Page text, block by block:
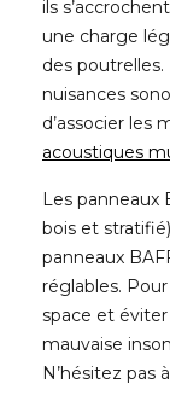
ils
une charge
des
nuisances
d’associer les
acoustiques
Les panneaux
bois et
panneaux
réglables.
space et éviter
mauvaise
N’hésitez pas